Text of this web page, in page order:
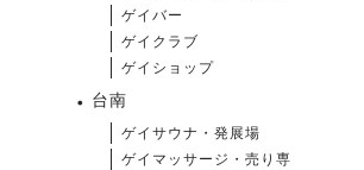
ゲイバー
ゲイクラブ
ゲイショップ
台南
ゲイサウナ・発展場
ゲイマッサージ・売り専